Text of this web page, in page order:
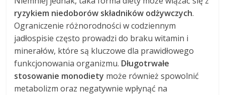
ryzykiem niedoborów składników odżywczych.
Ograniczenie różnorodności w codziennym
jadłospisie często prowadzi do braku witamin i
minerałów, które są kluczowe dla prawidłowego
funkcjonowania organizmu. Długotrwałe
stosowanie monodiety może również spowolnić
metabolizm oraz negatywnie wpłynąć na